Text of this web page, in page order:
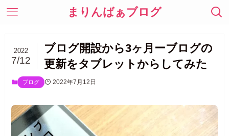
まりんばぁブログ
ブログ開設から3ヶ月ーブログの
更新をタブレットからしてみた
2022
7/12
ブログ 2022年7月12日